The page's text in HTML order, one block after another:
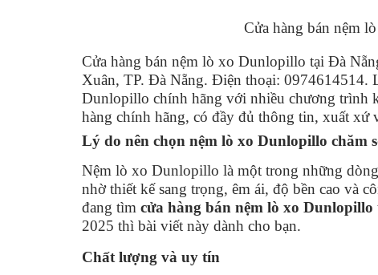
Cửa hàng bán nệm
Cửa hàng bán nệm lò xo Dunlopillo tại Đà
Xuân, TP. Đà Nẵng. Điện thoại: 0974614514.
Dunlopillo chính hãng với nhiều chương trình
hàng chính hãng, có đầy đủ thông tin, xuất xứ
Lý do nên chọn nệm lò xo Dunlopillo chăm
Nệm lò xo Dunlopillo là một trong những
nhờ thiết kế sang trọng, êm ái, độ bền cao và
đang tìm cửa hàng bán nệm lò xo
2025 thì bài viết này dành cho bạn.
Chất lượng và uy tín